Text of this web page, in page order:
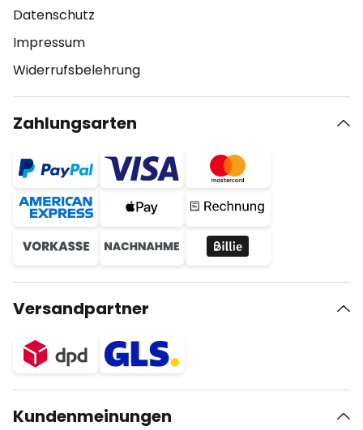
Datenschutz
Impressum
Widerrufsbelehrung
Zahlungsarten
Versandpartner
Kundenmeinungen